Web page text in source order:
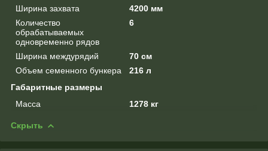
Ширина захвата
4200 мм
Количество
обрабатываемых
одновременно рядов
6
Ширина междурядий
70 см
Объем семенного бункера
216 л
Габаритные размеры
Масса
1278 кг
Скрыть